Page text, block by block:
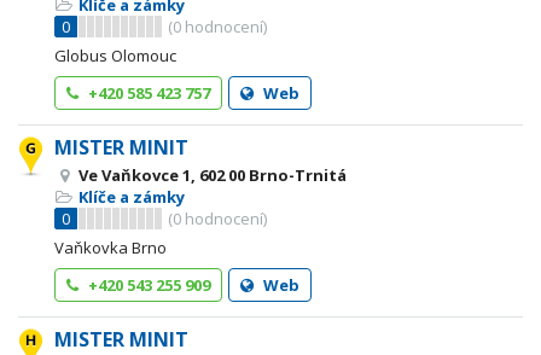
Klíče a zámky
0
(0 hodnocení)
Globus Olomouc
+420 585 423 757
Web
MISTER MINIT
Ve Vaňkovce 1, 602 00 Brno-Trnitá
Klíče a zámky
0
(0 hodnocení)
Vaňkovka Brno
+420 543 255 909
Web
MISTER MINIT